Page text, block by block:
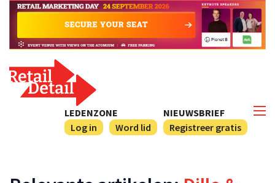
NIEUWSBRIEF
Registreer gratis
LEDENZONE
Log in
Word lid